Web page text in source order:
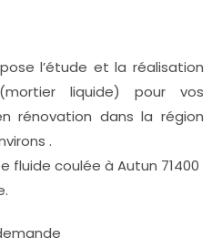
l’étude et la réalisation
liquide) pour vos
rénovation dans la région
.
fluide coulée à Autun 71400